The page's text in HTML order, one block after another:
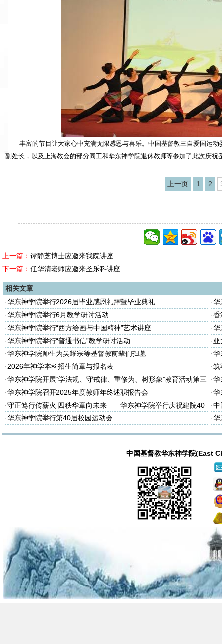
丰富的节目让大家心中充满无限感恩与喜乐。中国基督教三自爱国运
副处长，以及上海教会的部分同工和华东神学院退休教师等参加了此次庆祝
上一页 1 2
上一篇： 谭静芝博士应邀来我院讲座
下一篇： 任华清老师应邀来圣乐科讲座
相关文章
·华东神学院举行2026届毕业感恩礼拜暨毕业典礼 ·华
座
·华东神学院举行6月教学研讨活动 ·香
·华东神学院举行“西方绘画与中国精神”艺术讲座 ·华
·华东神学院举行“普通书信”教学研讨活动 ·亚
·华东神学院师生为吴耀宗等基督教前辈们扫墓 ·华
·2026年神学本科招生简章与报名表 ·筑
诈
·华东神学院开展“学法规、守戒律、重修为、树形象”教育活动第三
次集体学习
·华
次
·华东神学院召开2025年度教师年终述职报告会 ·华
大
·守正笃行传薪火 四秩华章向未来——华东神学院举行庆祝建院40
周年暨神学教育中国化研讨会
·中
·华东神学院举行第40届校园运动会 ·华
中国基督教华东神学院(East